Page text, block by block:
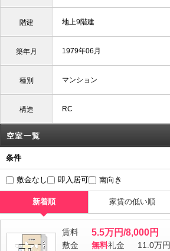
階建 地上9階建
築年月 1979年06月
種別 マンション
構造 RC
空室一覧
条件
敷金なし 即入居可 南向き
新着順 家賃の低い順
賃料 5.5万円/8,000円
敷金 無料礼金
11.0万円